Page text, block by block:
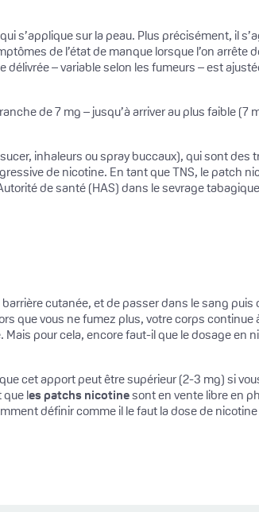
s’applique sur la peau. Plus précisément, il
de l’état de manque lorsque l’on arrête
– variable selon les fumeurs – est
de 7 mg – jusqu’à arriver au plus faible (7
inhaleurs ou spray buccaux), qui sont
de nicotine. En tant que TNS, le patch
de santé (HAS) dans le sevrage
cutanée, et de passer dans le sang
que vous ne fumez plus, votre corps continue
pour cela, encore faut-il que le dosage en
cet apport peut être supérieur (2-3 mg) si
que les patchs nicotinesont en vente libre en
définir comme il le faut la dose de